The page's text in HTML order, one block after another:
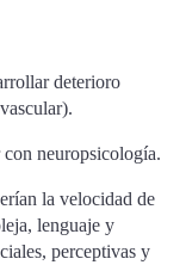
deterioro
neuropsicología.
la velocidad de
lenguaje y
perceptivas y